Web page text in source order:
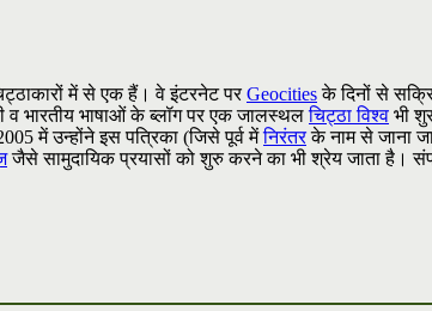
में से एक हैं। वे इंटरनेट परGeocitiesके दिनों से
व भारतीय भाषाओं के ब्लॉग पर एक जालस्थलचिट्ठा विश्व भी
में उन्होंने इस पत्रिका (जिसे पूर्व मेंनिरंतरके नाम से जाना
जैसे सामुदायिक प्रयासों को शुरु करने का भी श्रेय जाता है।